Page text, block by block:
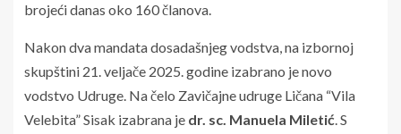
brojeći danas oko 160 članova.
Nakon dva mandata dosadašnjeg vodstva, na izbornoj
skupštini 21. veljače 2025. godine izabrano je novo
vodstvo Udruge. Na čelo Zavičajne udruge Ličana “Vila
Velebita” Sisak izabrana je dr. sc. Manuela Miletić. S